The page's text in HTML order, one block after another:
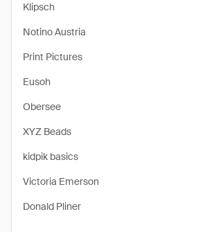
Klipsch
Notino Austria
Print Pictures
Eusoh
Obersee
XYZ Beads
kidpik basics
Victoria Emerson
Donald Pliner